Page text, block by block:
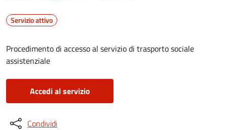
Servizio attivo
Procedimento di accesso al servizio di trasporto sociale
assistenziale
Accedi al servizio
Condividi